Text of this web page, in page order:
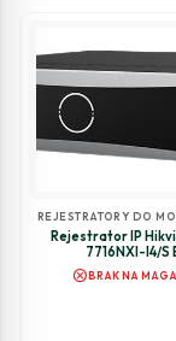
REJESTRATORY DO
Rejestrator IP
7716NXI-I4/S
cancelBRAK NA